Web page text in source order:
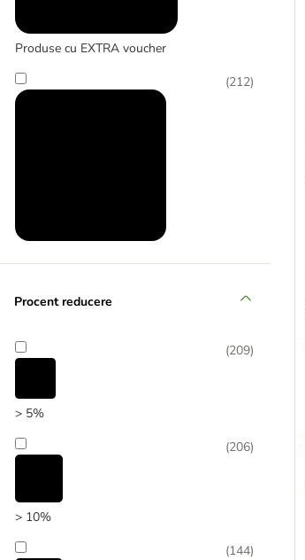
Almo Nature Holistic
Produse cu EXTRA voucher
(212)
Procent reducere
> 5%
(209)
> 10%
(206)
(144)